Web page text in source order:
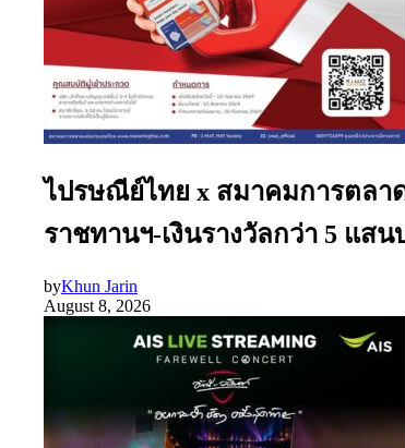
ไปรษณีย์ไทย x สมาคมการตลา
ราชทานฯ-เงินรางวัลกว่า 5 แสน
byKhun Jarin
August 8, 2026